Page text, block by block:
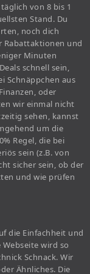
von 8 bis 1
Stand. Du
noch dich
Rabattaktionen und
Minuten
schnell sein,
Schnäppchen aus
oder
wir einmal nicht
sehen, kannst
um die
Regel, die bei
sein (z.B. von
sicher sein, ob der
und wie prüfen
die Einfachheit und
wird so
Schnack. Wir
Ähnliches. Die